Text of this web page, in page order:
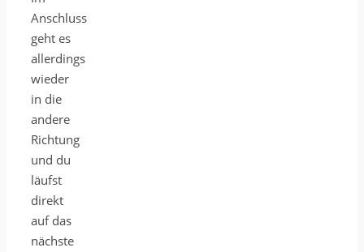
Anschluss
geht es
allerdings
wieder
in die
andere
Richtung
und du
läufst
direkt
auf das
nächste